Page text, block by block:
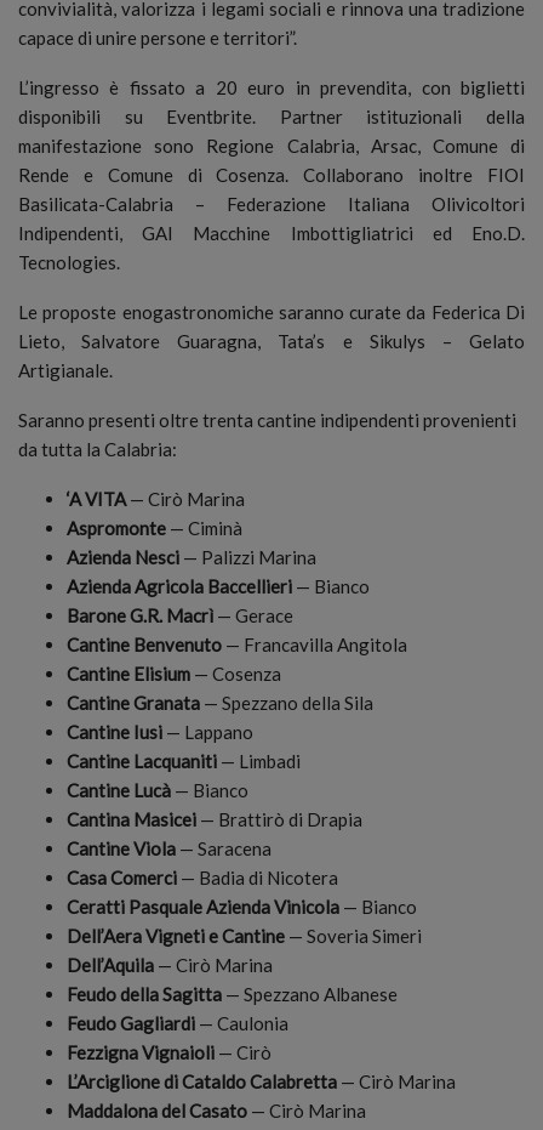
convivialità, valorizza i legami sociali e rinnova una tradizione
capace di unire persone e territori”.
L’ingresso è fissato a 20 euro in prevendita, con biglietti
disponibili su Eventbrite. Partner istituzionali della
manifestazione sono Regione Calabria, Arsac, Comune di
Rende e Comune di Cosenza. Collaborano inoltre FIOI
Basilicata-Calabria – Federazione Italiana Olivicoltori
Indipendenti, GAI Macchine Imbottigliatrici ed Eno.D.
Tecnologies.
Le proposte enogastronomiche saranno curate da Federica Di
Lieto, Salvatore Guaragna, Tata’s e Sikulys – Gelato
Artigianale.
Saranno presenti oltre trenta cantine indipendenti provenienti
da tutta la Calabria:
‘A VITA— Cirò Marina
Aspromonte — Ciminà
Azienda Nesci — Palizzi Marina
Azienda Agricola Baccellieri — Bianco
Barone G.R. Macrì — Gerace
Cantine Benvenuto — Francavilla Angitola
Cantine Elisium — Cosenza
Cantine Granata — Spezzano della Sila
Cantine Iusi — Lappano
Cantine Lacquaniti — Limbadi
Cantine Lucà — Bianco
Cantina Masicei — Brattirò di Drapia
Cantine Viola — Saracena
Casa Comerci — Badia di Nicotera
Ceratti Pasquale Azienda Vinicola — Bianco
Dell’Aera Vigneti e Cantine — Soveria Simeri
Dell’Aquila — Cirò Marina
Feudo della Sagitta — Spezzano Albanese
Feudo Gagliardi — Caulonia
Fezzigna Vignaioli — Cirò
L’Arciglione di Cataldo Calabretta — Cirò Marina
Maddalona del Casato — Cirò Marina